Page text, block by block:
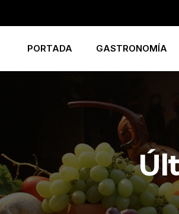
PORTADA GASTRONOMÍA